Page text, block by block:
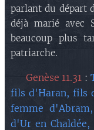
parlant du départ
déjà marié avec
beaucoup plus
patriarche.
🔘 Genèse 11.31 :
fils d'Haran, fils
femme
d'Ur en